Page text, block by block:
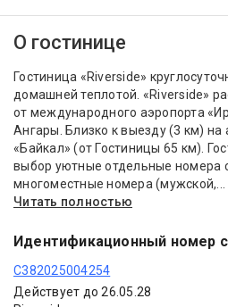
О гостинице
Гостиница «Riverside»
домашней теплотой. «Riverside»
от международного аэропорта
Ангары. Близко к выезду (3 км) на
«Байкал» (от Гостиницы 65 км).
выбор уютные отдельные номера
многоместные номера (мужской,...
Читать полностью
Идентификационный номер
С382025004254
Действует до 26.05.28